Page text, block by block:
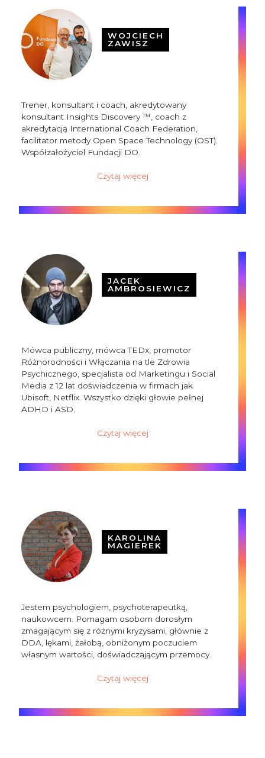
WOJCIECH
ZAWISZ
Trener, konsultant i coach, akredytowany
konsultant Insights Discovery ™, coach z
akredytacją International Coach Federation,
facilitator metody Open Space Technology (OST).
Współzałożyciel Fundacji DO.
Czytaj więcej
JACEK
AMBROSIEWICZ
Mówca publiczny, mówca TEDx, promotor
Różnorodności i Włączania na tle Zdrowia
Psychicznego, specjalista od Marketingu i Social
Media z 12 lat doświadczenia w firmach jak
Ubisoft, Netflix. Wszystko dzięki głowie pełnej
ADHD i ASD.
Czytaj więcej
KAROLINA
MAGIEREK
Jestem psychologiem, psychoterapeutką,
naukowcem. Pomagam osobom dorosłym
zmagającym się z różnymi kryzysami, głównie z
DDA, lękami, żałobą, obniżonym poczuciem
własnym wartości, doświadczającym przemocy.
Czytaj więcej